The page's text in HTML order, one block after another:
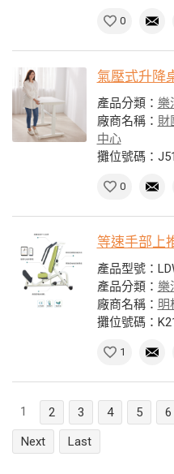
0
氣壓式升降
產品分類： 樂
廠商名稱： 財
中心
攤位號碼：
0
等速手部上
產品型號：
產品分類： 樂
廠商名稱： 明
攤位號碼：
1
1 2 3 4 5 6
Next
Last